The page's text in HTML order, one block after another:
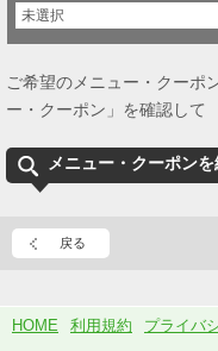
未選択
ご希望のメニュー・クーポ
ー・クーポン」を確認して
メニュー・クーポン
戻る
HOME 利用規約 プライバ